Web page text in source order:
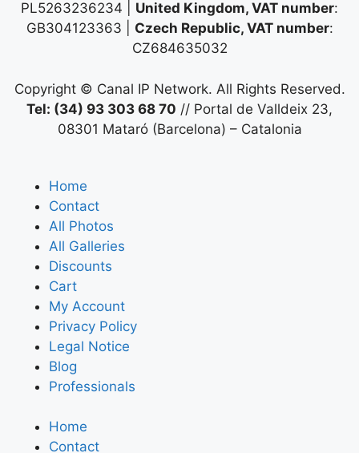
PL5263236234 | United Kingdom, VAT number:
GB304123363 | Czech Republic, VAT number:
CZ684635032
Copyright © Canal IP Network. All Rights Reserved.
Tel: (34) 93 303 68 70 // Portal de Valldeix 23,
08301 Mataró (Barcelona) – Catalonia
Home
Contact
All Photos
All Galleries
Discounts
Cart
My Account
Privacy Policy
Legal Notice
Blog
Professionals
Home
Contact